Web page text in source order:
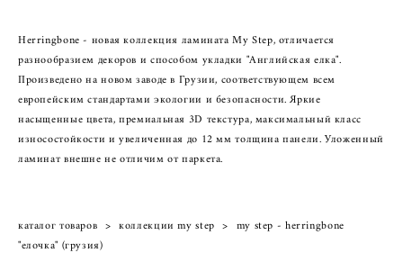
Herringbone - новая коллекция ламината My Step, отличается
разнообразием декоров и способом укладки "Английская елка".
Произведено на новом заводе в Грузии, соответствующем всем
европейским стандартами экологии и безопасности. Яркие
насыщенные цвета, премиальная 3D текстура, максимальный класс
износостойкости и увеличенная до 12 мм толщина панели. Уложенный
ламинат внешне не отличим от паркета.
каталог товаров > коллекции my step >
my step - herringbone
"елочка" (грузия)